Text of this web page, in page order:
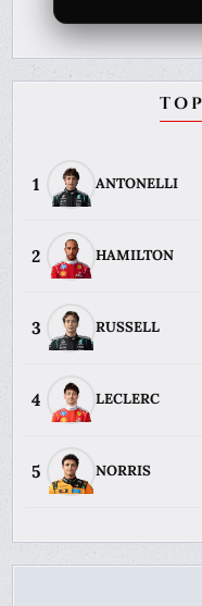
1 ANTONELLI
2 HAMILTON
3 RUSSELL
4 LECLERC
5 NORRIS